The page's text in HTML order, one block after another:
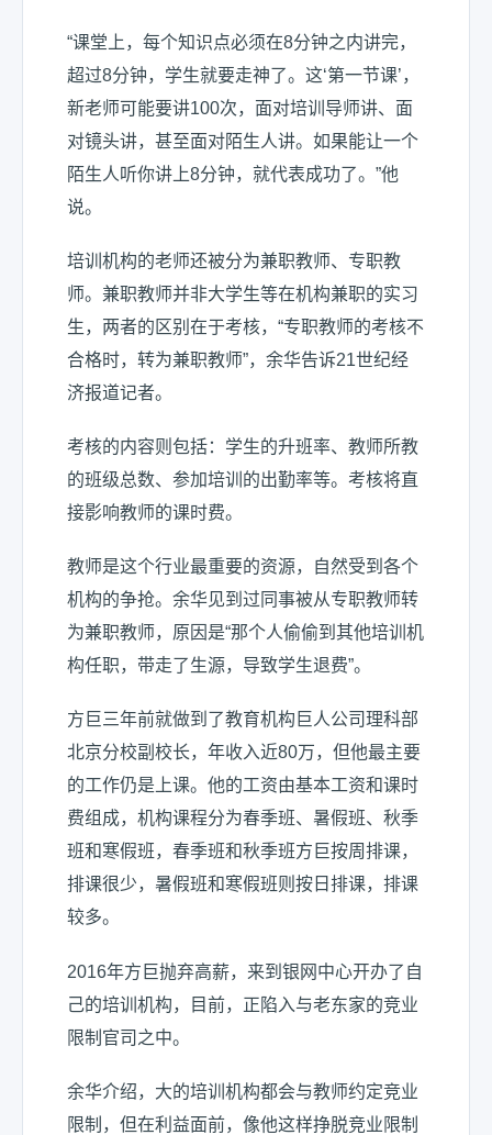
“课堂上，每个知识点必须在8分钟之内讲完，
超过8分钟，学生就要走神了。这‘第一节课’，
新老师可能要讲100次，面对培训导师讲、面
对镜头讲，甚至面对陌生人讲。如果能让一个
陌生人听你讲上8分钟，就代表成功了。”他
说。
培训机构的老师还被分为兼职教师、专职教
师。兼职教师并非大学生等在机构兼职的实习
生，两者的区别在于考核，“专职教师的考核不
合格时，转为兼职教师”，余华告诉21世纪经
济报道记者。
考核的内容则包括：学生的升班率、教师所教
的班级总数、参加培训的出勤率等。考核将直
接影响教师的课时费。
教师是这个行业最重要的资源，自然受到各个
机构的争抢。余华见到过同事被从专职教师转
为兼职教师，原因是“那个人偷偷到其他培训机
构任职，带走了生源，导致学生退费”。
方巨三年前就做到了教育机构巨人公司理科部
北京分校副校长，年收入近80万，但他最主要
的工作仍是上课。他的工资由基本工资和课时
费组成，机构课程分为春季班、暑假班、秋季
班和寒假班，春季班和秋季班方巨按周排课，
排课很少，暑假班和寒假班则按日排课，排课
较多。
2016年方巨抛弃高薪，来到银网中心开办了自
己的培训机构，目前，正陷入与老东家的竞业
限制官司之中。
余华介绍，大的培训机构都会与教师约定竞业
限制，但在利益面前，像他这样挣脱竞业限制